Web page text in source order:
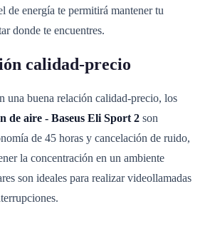
de energía te permitirá mantener tu
donde te encuentres.
calidad-precio
una buena relación calidad-precio, los
de aire - Baseus Eli Sport 2 son
de 45 horas y cancelación de ruido,
la concentración en un ambiente
son ideales para realizar videollamadas